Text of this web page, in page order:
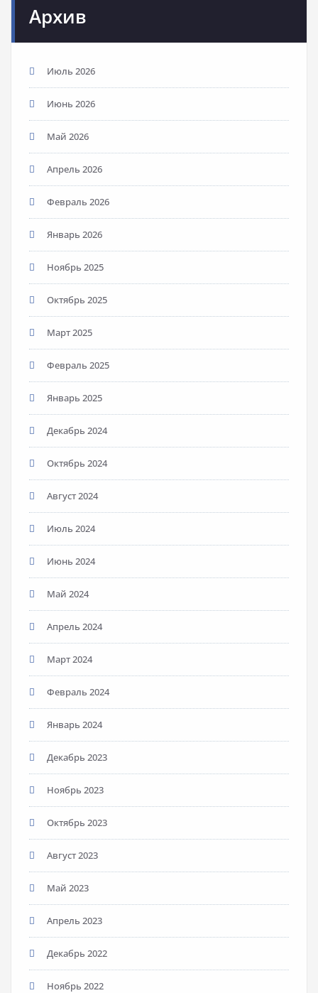
Архив
Июль 2026
Июнь 2026
Май 2026
Апрель 2026
Февраль 2026
Январь 2026
Ноябрь 2025
Октябрь 2025
Март 2025
Февраль 2025
Январь 2025
Декабрь 2024
Октябрь 2024
Август 2024
Июль 2024
Июнь 2024
Май 2024
Апрель 2024
Март 2024
Февраль 2024
Январь 2024
Декабрь 2023
Ноябрь 2023
Октябрь 2023
Август 2023
Май 2023
Апрель 2023
Декабрь 2022
Ноябрь 2022